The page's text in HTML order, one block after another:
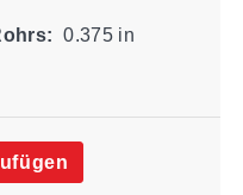
0.375 in